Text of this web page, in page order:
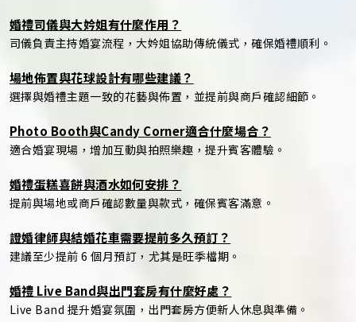
婚禮司儀與大妗姐有什麼作用？
司儀負責主持婚宴流程，大妗姐協助傳統儀式，確保婚禮順利。
場地佈置與花球設計有哪些建議？
選擇與婚禮主題一致的花藝與佈置，並提前與商戶確認細節。
Photo Booth與Candy Corner適合什麼場合？
適合婚宴現場，增加互動與拍照樂趣，提升賓客體驗。
婚禮蛋糕喜餅與酒水如何安排？
提前與場地或商戶確認數量與款式，確保賓客滿意。
證婚律師與結婚花車需要提前多久預訂？
建議至少提前 6 個月預訂，尤其是旺季檔期。
婚禮 Live Band與出門套房有什麼好處？
Live Band 提升婚宴氛圍，出門套房方便新人休息與準備。